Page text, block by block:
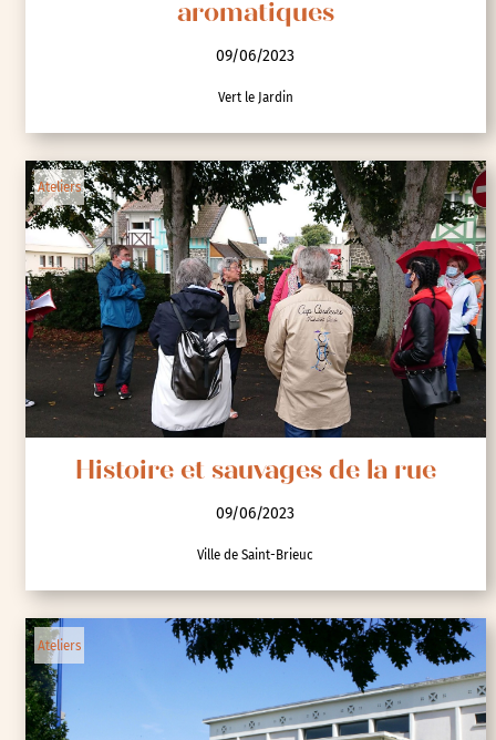
aromatiques
09/06/2023
Vert le Jardin
Ateliers
Histoire et sauvages de la rue
09/06/2023
Ville de Saint-Brieuc
Ateliers